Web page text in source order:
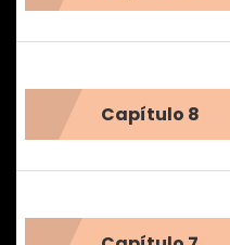
Capítulo 8